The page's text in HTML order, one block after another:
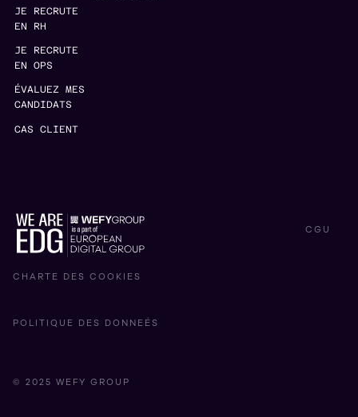
JE RECRUTE
EN RH
JE RECRUTE
EN OPS
ÉVALUEZ MES
CANDIDATS
CAS CLIENT
© 2025 WEFY GROUP
CHARTE DES COOKIES
POLITIQUE DES DONNEÉS
CGU